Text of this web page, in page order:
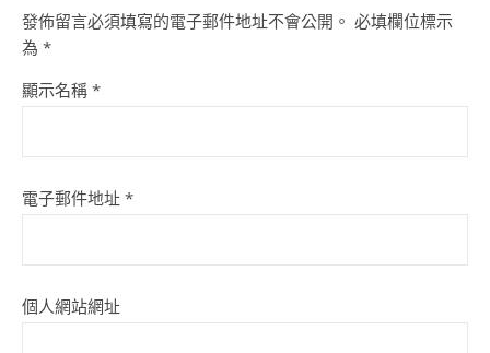
發佈留言必須填寫的電子郵件地址不會公開。 必填欄位標示
為 *
顯示名稱 *
電子郵件地址 *
個人網站網址